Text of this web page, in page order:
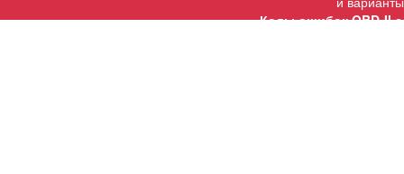
Коды ошибок OBD-II